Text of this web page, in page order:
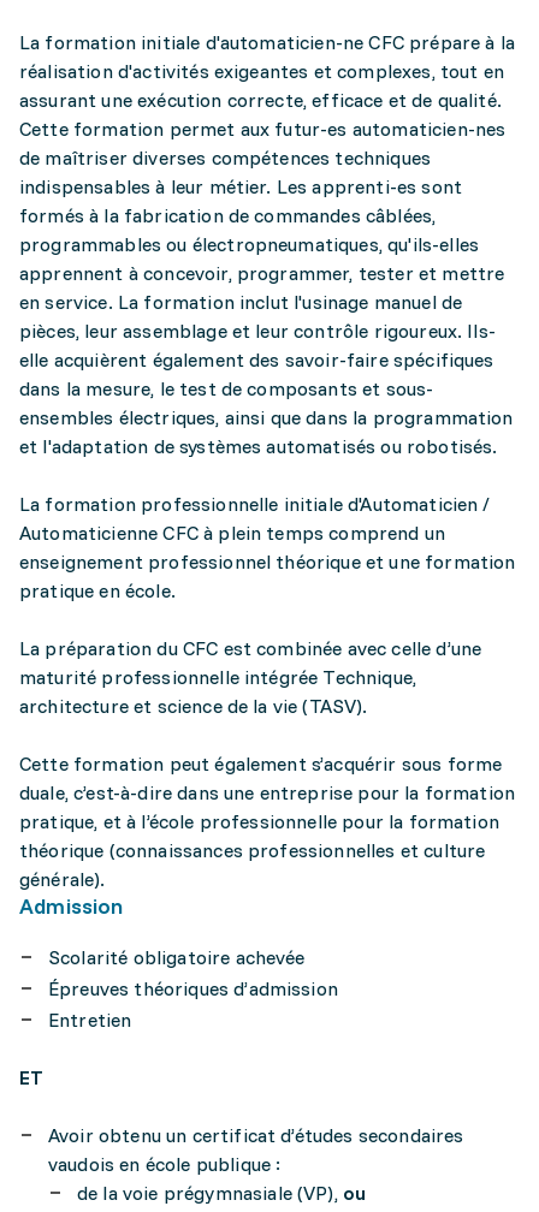
La formation initiale d'automaticien-ne CFC prépare à la
réalisation d'activités exigeantes et complexes, tout en
assurant une exécution correcte, efficace et de qualité.
Cette formation permet aux futur-es automaticien-nes
de maîtriser diverses compétences techniques
indispensables à leur métier. Les apprenti-es sont
formés à la fabrication de commandes câblées,
programmables ou électropneumatiques, qu'ils-elles
apprennent à concevoir, programmer, tester et mettre
en service. La formation inclut l'usinage manuel de
pièces, leur assemblage et leur contrôle rigoureux. Ils-
elle acquièrent également des savoir-faire spécifiques
dans la mesure, le test de composants et sous-
ensembles électriques, ainsi que dans la programmation
et l'adaptation de systèmes automatisés ou robotisés.
La formation professionnelle initiale d'Automaticien /
Automaticienne CFC à plein temps comprend un
enseignement professionnel théorique et une formation
pratique en école.
La préparation du CFC est combinée avec celle d’une
maturité professionnelle intégrée Technique,
architecture et science de la vie (TASV).
Cette formation peut également s’acquérir sous forme
duale, c’est-à-dire dans une entreprise pour la formation
pratique, et à l’école professionnelle pour la formation
théorique (connaissances professionnelles et culture
générale).
Admission
Scolarité obligatoire achevée
Épreuves théoriques d’admission
Entretien
ET
Avoir obtenu un certificat d’études secondaires
vaudois en école publique :
de la voie prégymnasiale (VP), ou